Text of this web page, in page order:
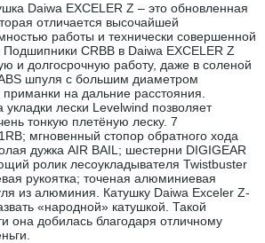
Daiwa EXCELER Z – это обновленная
отличается высочайшей
работы и технически совершенной
CRBB в Daiwa EXCELER Z
и долгосрочную работу, даже в соленой
шпуля с большим диаметром
на дальние расстояния.
лески Levelwind позволяет
тонкую плетёную леску. 7
мгновенный стопор обратного хода
дужка AIR BAIL; шестерни DIGIGEAR
ролик лесоукладывателя Twistbuster
рукоятка; точеная алюминиевая
из алюминия. Катушку Daiwa Exceler Z-
«народной» катушкой. Такой
она добилась благодаря отличному